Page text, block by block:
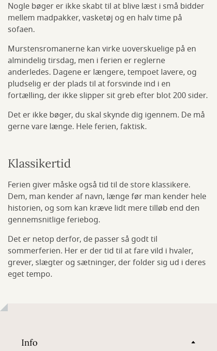
Nogle bøger er ikke skabt til at blive læst i små bidder
mellem madpakker, vasketøj og en halv time på
sofaen.
Murstensromanerne kan virke uoverskuelige på en
almindelig tirsdag, men i ferien er reglerne
anderledes. Dagene er længere, tempoet lavere, og
pludselig er der plads til at forsvinde ind i en
fortælling, der ikke slipper sit greb efter blot 200 sider.
Det er ikke bøger, du skal skynde dig igennem. De må
gerne vare længe. Hele ferien, faktisk.
Klassikertid
Ferien giver måske også tid til de store klassikere.
Dem, man kender af navn, længe før man kender hele
historien, og som kan kræve lidt mere tilløb end den
gennemsnitlige feriebog.
Det er netop derfor, de passer så godt til
sommerferien. Her er der tid til at fare vild i hvaler,
grever, slægter og sætninger, der folder sig ud i deres
eget tempo.
Info